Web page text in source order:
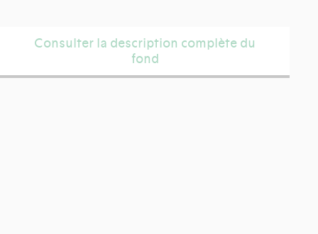
Consulter la description complète du
fond